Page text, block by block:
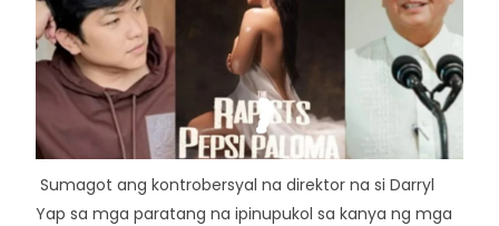
Sumagot ang kontrobersyal na direktor na si Darryl
Yap sa mga paratang na ipinupukol sa kanya ng mga